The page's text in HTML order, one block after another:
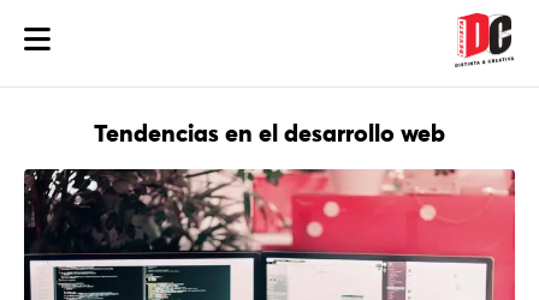
Tendencias en el desarrollo web